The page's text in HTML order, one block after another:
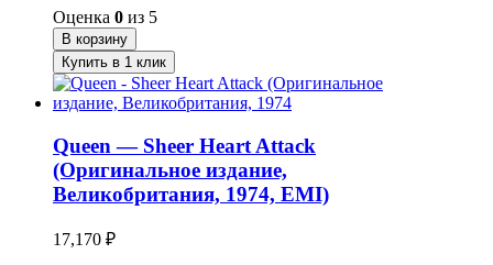
Оценка 0 из 5
В корзину
Купить в 1 клик
Queen — Sheer Heart Attack
(Оригинальное издание,
Великобритания, 1974, EMI)
17,170 ₽